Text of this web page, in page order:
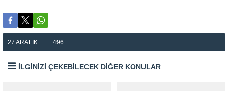
27 ARALIK 496
İLGİNİZİ ÇEKEBİLECEK DİĞER KONULAR